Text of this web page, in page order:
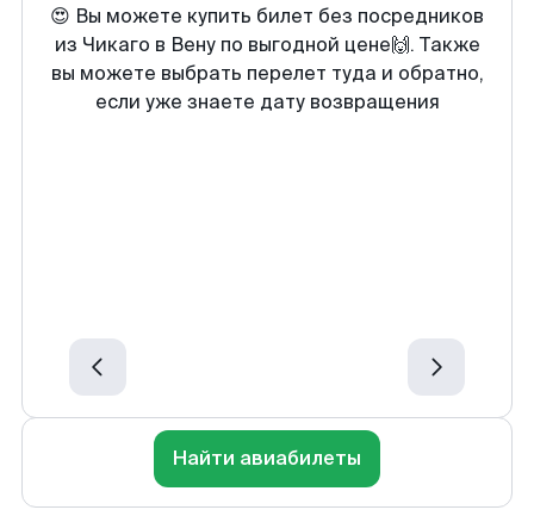
😍 Вы можете купить билет без посредников
из Чикаго в Вену по выгодной цене🙌. Также
вы можете выбрать перелет туда и обратно,
если уже знаете дату возвращения
Найти авиабилеты